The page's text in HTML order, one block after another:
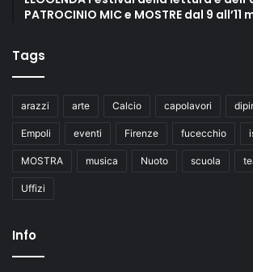
PATROCINIO MIC e MOSTRE dal 9
Tags
arazzi arte Calcio capolavori
Empoli eventi Firenze fucecchio
MOSTRA musica Nuoto scuola
Uffizi
Info